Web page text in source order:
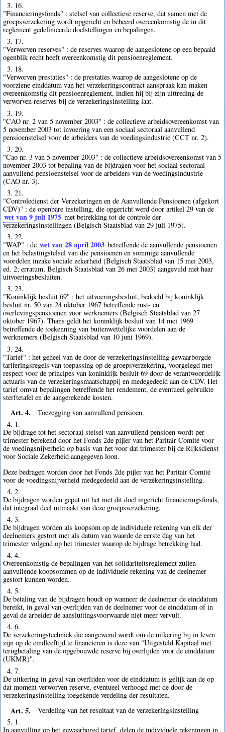
3. 16.
"Financieringsfonds" : stelsel van collectieve reserve, dat samen met de
groepsverzekering wordt opgericht en beheerd overeenkomstig de in dit
reglement gedefinieerde doelstellingen en bepalingen.
3. 17.
"Verworven reserves" : de reserves waarop de aangeslotene op een bepaald
ogenblik recht heeft overeenkomstig dit pensioenreglement.
3. 18.
"Verworven prestaties" : de prestaties waarop de aangeslotene op de
voorziene einddatum van het verzekeringscontract aanspraak kan maken
overeenkomstig dit pensioenreglement, indien hij bij zijn uittreding de
verworven reserves bij de verzekeringsinstelling laat.
3. 19.
"CAO nr. 2 van 5 november 2003" : de collectieve arbeidsovereenkomst van
5 november 2003 tot invoering van een sociaal sectoraal aanvullend
pensioenstelsel voor de arbeiders van de voedingsindustrie (CCT nr. 2).
3. 20.
"Cao nr. 3 van 5 november 2003" : de collectieve arbeidsovereenkomst van 5
november 2003 tot bepaling van de bijdragen voor het sociaal sectoraal
aanvullend pensioenstelsel voor de arbeiders van de voedingsindustrie
(CAO nr. 3).
3. 21.
"Controledienst der Verzekeringen en de Aanvullende Pensioenen (afgekort
CDV)" : de openbare instelling, die opgericht werd door artikel 29 van de
wet van 9 juli 1975 met betrekking tot de controle der
verzekeringsinstellingen (Belgisch Staatsblad van 29 juli 1975).
3. 22.
"WAP" : de wet van 28 april 2003 betreffende de aanvullende pensioenen
en het belastingstelsel van die pensioenen en sommige aanvullende
voordelen inzake sociale zekerheid (Belgisch Staatsblad van 15 mei 2003,
ed. 2; erratum, Belgisch Staatsblad van 26 mei 2003) aangevuld met haar
uitvoeringsbesluiten.
3. 23.
"Koninklijk besluit 69" : het uitvoeringsbesluit, bedoeld bij koninklijk
besluit nr. 50 van 24 oktober 1967 betreffende rust- en
overlevingspensioenen voor werknemers (Belgisch Staatsblad van 27
oktober 1967). Thans geldt het koninklijk besluit van 14 mei 1969
betreffende de toekenning van buitenwettelijke voordelen aan de
werknemers (Belgisch Staatsblad van 10 juni 1969).
3. 24.
"Tarief" : het geheel van de door de verzekeringsinstelling gewaarborgde
tariferingsregels van toepassing op de groepsverzekering, voorgelegd met
respect voor de principes van koninklijk besluit 69 door de verantwoordelijk
actuaris van de verzekeringsmaatschappij en medegedeeld aan de CDV. Het
tarief omvat bepalingen betreffende het rendement, de eventueel gebruikte
sterftetafel en de aangerekende kosten.
Art. 4.
Toezegging van aanvullend pensioen.
4. 1.
De bijdrage tot het sectoraal stelsel van aanvullend pensioen wordt per
trimester berekend door het Fonds 2de pijler van het Paritair Comité voor
de voedingsnijverheid op basis van het voor dat trimester bij de Rijksdienst
voor Sociale Zekerheid aangegeven loon.
Deze bedragen worden door het Fonds 2de pijler van het Paritair Comité
voor de voedingsnijverheid medegedeeld aan de verzekeringsinstelling.
4. 2.
De bijdragen worden geput uit het met dit doel ingericht financieringsfonds,
dat integraal deel uitmaakt van deze groepsverzekering.
4. 3.
De bijdragen worden als koopsom op de individuele rekening van elk der
deelnemers gestort met als datum van waarde de eerste dag van het
trimester volgend op het trimester waarop de bijdrage betrekking had.
4. 4.
Overeenkomstig de bepalingen van het solidariteitsreglement zullen
aanvullende koopsommen op de individuele rekening van de deelnemer
gestort kunnen worden.
4. 5.
De betaling van de bijdragen houdt op wanneer de deelnemer de einddatum
bereikt, in geval van overlijden van de deelnemer voor de einddatum of in
geval de arbeider de aansluitingsvoorwaarde niet meer vervult.
4. 6.
De verzekeringstechniek die aangewend wordt om de uitkering bij in leven
zijn op de eindleeftijd te financieren is deze van "Uitgesteld Kapitaal met
terugbetaling van de opgebouwde reserve bij overlijden voor de einddatum
(UKMR)".
4. 7.
De uitkering in geval van overlijden voor de einddatum is gelijk aan de op
dat moment verworven reserve, eventueel verhoogd met de door de
verzekeringsinstelling toegekende verdeling der resultaten.
Art. 5.
Verdeling van het resultaat van de verzekeringsinstelling
5. 1.
In aanvulling op het gewaarborgd tarief, delen de individuele rekeningen in